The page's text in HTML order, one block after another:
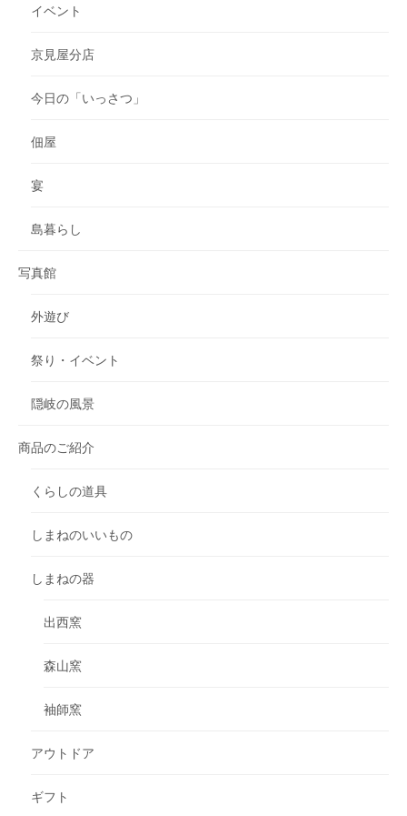
イベント
京見屋分店
今日の「いっさつ」
佃屋
宴
島暮らし
写真館
外遊び
祭り・イベント
隠岐の風景
商品のご紹介
くらしの道具
しまねのいいもの
しまねの器
出西窯
森山窯
袖師窯
アウトドア
ギフト